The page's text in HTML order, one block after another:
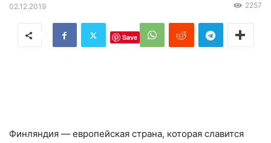
02.12.2019 2257
Save
Финляндия — европейская страна, которая славится